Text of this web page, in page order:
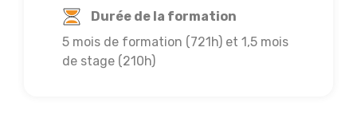
Durée de la formation
5 mois de formation (721h) et 1,5 mois
de stage (210h)